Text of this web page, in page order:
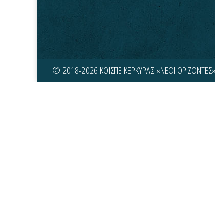
© 2018-2026 ΚΟΙΣΠΕ ΚΕΡΚΥΡΑΣ «ΝΕΟΙ